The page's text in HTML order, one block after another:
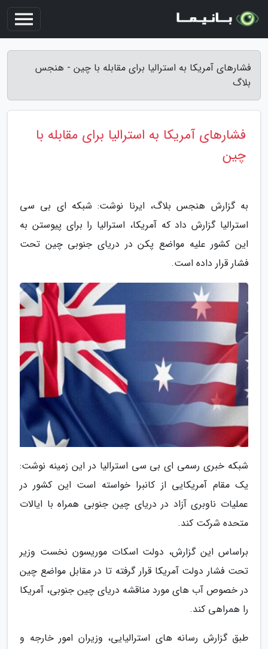
فشارهای آمریکا به استرالیا برای مقابله با چین - هنجس
بلاگ
فشارهای آمریکا به استرالیا برای مقابله با
چین
به گزارش هنجس بلاگ، ایرنا نوشت: شبکه ای بی سی
استرالیا گزارش داد که آمریکا، استرالیا را برای پیوستن به
این کشور علیه مواضع پکن در دریای جنوبی چین تحت
فشار قرار داده است.
شبکه خبری رسمی ای بی سی استرالیا در این زمینه نوشت:
یک مقام آمریکایی از کانبرا خواسته است این کشور در
عملیات ناوبری آزاد در دریای چین جنوبی همراه با ایالات
متحده شرکت کند.
براساس این گزارش، دولت اسکات موریسون نخست وزیر
تحت فشار دولت آمریکا قرار گرفته تا در مقابل مواضع چین
در خصوص آب های مورد مناقشه دریای چین جنوبی، آمریکا
را همراهی کند.
طبق گزارش رسانه های استرالیایی، وزیران امور خارجه و